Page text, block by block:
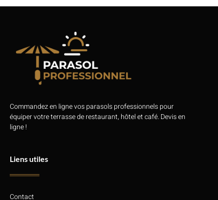
Commandez en ligne vos parasols professionnels pour
équiper votre terrasse de restaurant, hôtel et café. Devis en
ligne !
Liens utiles
Contact